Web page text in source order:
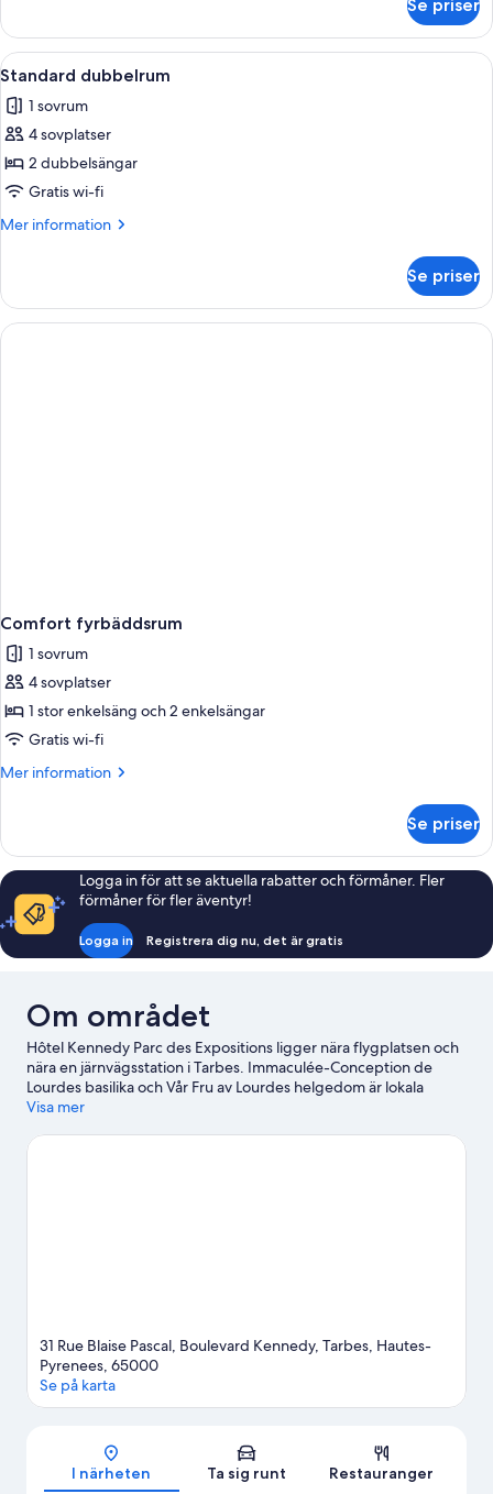
fyrbäddsrum
flera
Se priser
Öppna
alla
foton
för
Standard
dubbelrum
Ett hotellrum med en stor säng,
1
Standard dubbelrum
1 sovrum
4 sovplatser
2 dubbelsängar
Gratis wi-fi
Mer information
Mer
dubbelrum
Se priser
Comfort fyrbäddsrum
1 sovrum
4 sovplatser
1 stor enkelsäng och 2 enkelsängar
Gratis wi-fi
Mer information
Mer
fyrbäddsrum
Se priser
Logga in för att se aktuella rabatter och förmåner. Fler
förmåner för fler äventyr!
Logga in Registrera dig nu, det är gratis
Om området
Hôtel Kennedy Parc des Expositions ligger nära flygplatsen och
nära en järnvägsstation i Tarbes. Immaculée-Conception de
Lourdes basilika och Vår Fru av Lourdes helgedom är lokala
sevärdheter, och bland områdets turistattraktioner hittar du
evenemang eller se en match när du är i stan? Kolla upp vad som
Visa mer
31 Rue Blaise Pascal, Boulevard Kennedy, Tarbes, Hautes-
Pyrenees, 65000
Se på karta
I närheten Ta sig runt Restauranger